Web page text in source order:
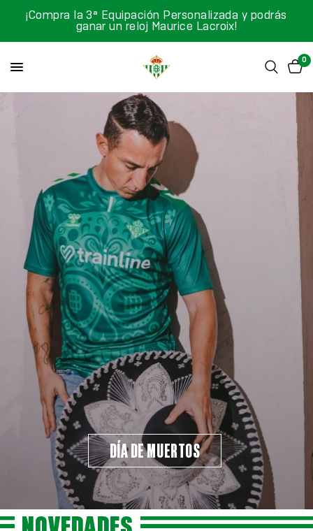
¡Compra la 3ª Equipación Personalizada y podrás
ganar un reloj Maurice Lacroix!
0
DÍA DE MUERTOS